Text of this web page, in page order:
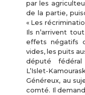
par les
de la partie,
« Les
Ils n’arrivent
effets négatifs
vides, les puits
député fédéral
L’Islet-
Généreux, au
comté. Il